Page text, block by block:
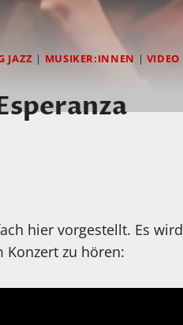
JAZZ | MUSIKER:INNEN | VIDEO
hier vorgestellt. Es wird
zu hören: